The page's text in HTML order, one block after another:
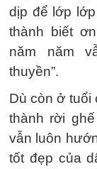
dịp để lớp
thành biết
năm năm
thuyền”.
Dù còn ở tuổi
thành rời
vẫn luôn
tốt đẹp của